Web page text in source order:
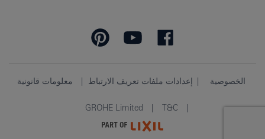
الخصوصية إعدادات ملفات تعريف الارتباط معلومات قانونية
T&C
GROHE Limited